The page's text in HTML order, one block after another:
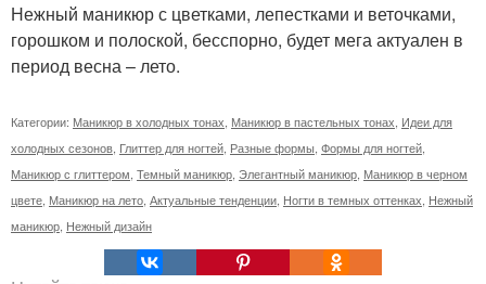
Нежный маникюр с цветками, лепестками и веточками,
горошком и полоской, бесспорно, будет мега актуален в
период весна – лето.
Категории: Маникюр в холодных тонах, Маникюр в пастельных тонах, Идеи для
холодных сезонов, Глиттер для ногтей, Разные формы, Формы для ногтей,
Маникюр с глиттером, Темный маникюр, Элегантный маникюр, Маникюр в черном
цвете, Маникюр на лето, Актуальные тенденции, Ногти в темных оттенках, Нежный
маникюр, Нежный дизайн